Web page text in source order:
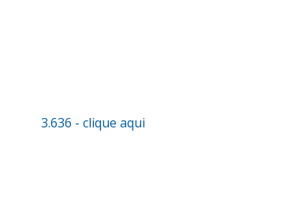
3.636 - clique aqui